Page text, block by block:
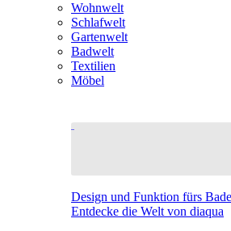
Wohnwelt
Schlafwelt
Gartenwelt
Badwelt
Textilien
Möbel
Design und Funktion fürs
Entdecke die Welt von diaqua